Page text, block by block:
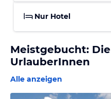
Nur Hotel
Meistgebucht:
UrlauberInnen
Alle anzeigen